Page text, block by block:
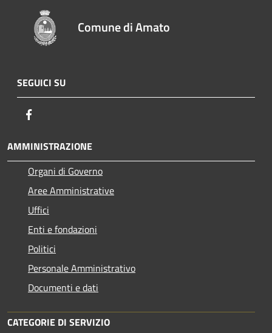
Comune di Amato
SEGUICI SU
AMMINISTRAZIONE
Organi di Governo
Aree Amministrative
Uffici
Enti e fondazioni
Politici
Personale Amministrativo
Documenti e dati
CATEGORIE DI SERVIZIO